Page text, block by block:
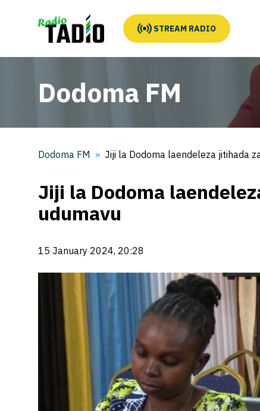
STREAM RADIO
Dodoma FM
Dodoma FM Jiji la Dodoma laendeleza jitihada
Jiji la Dodoma
udumavu
15 January 2024, 20:28